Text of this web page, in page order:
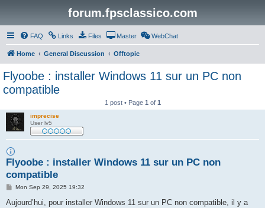
forum.fpsclassico.com
FAQ Links Files Master WebChat
Home General Discussion Offtopic
Flyoobe : installer Windows 11 sur un PC non
compatible
1 post • Page 1 of 1
imprecise
User lv5
Flyoobe : installer Windows 11 sur un PC non
compatible
P
s
Mon Sep 29, 2025 19:32
Aujourd’hui, pour installer Windows 11 sur un PC non compatible, il y a